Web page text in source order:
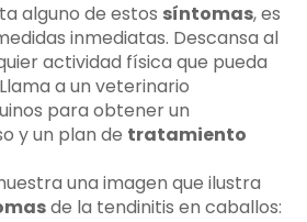
alguno de estos síntomas, es
inmediatas. Descansa al
actividad física que pueda
a un veterinario
para obtener un
y un plan de tratamiento
una imagen que ilustra
de la tendinitis en caballos: